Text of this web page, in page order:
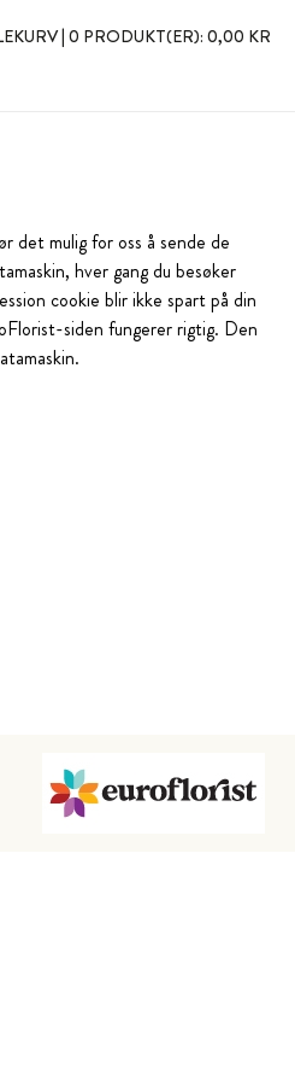
|0 PRODUKT(ER): 0,00 KR
det mulig for oss å sende de
hver gang du besøker
cookie blir ikke spart på din
siden fungerer rigtig. Den